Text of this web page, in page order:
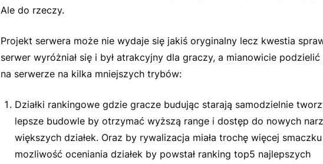
Ale do rzeczy.
Projekt serwera może nie wydaje się jakiś oryginalny lecz kwestia
serwer wyróżniał się i był atrakcyjny dla graczy, a mianowicie
na serwerze na kilka mniejszych trybów:
Działki rankingowe gdzie gracze budując starają samodzielnie
lepsze budowle by otrzymać wyższą range i dostęp do nowych
większych działek. Oraz by rywalizacja miała trochę więcej
mozliwość oceniania działek by powstał ranking top5 najlepszych